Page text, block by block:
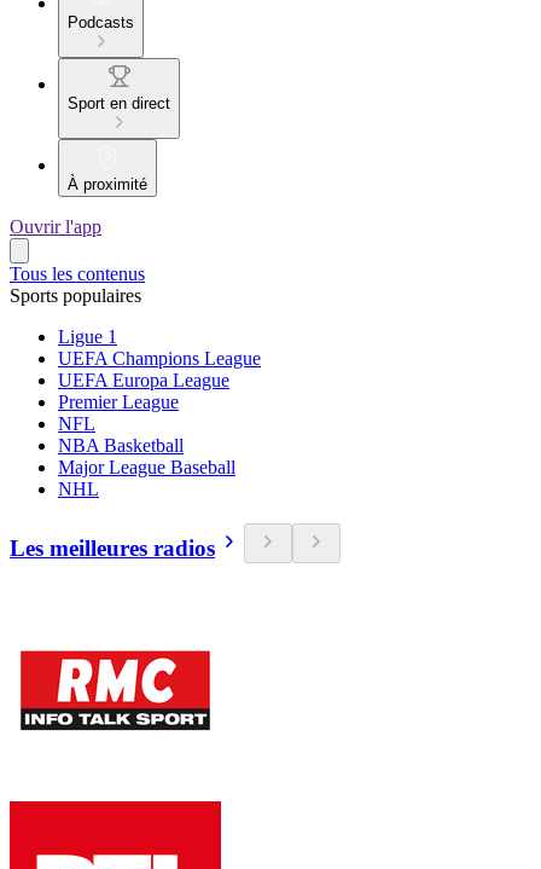
Podcasts
Sport en direct
À proximité
Ouvrir l'app
Tous les contenus
Sports populaires
Ligue 1
UEFA Champions League
UEFA Europa League
Premier League
NFL
NBA Basketball
Major League Baseball
NHL
Les meilleures radios